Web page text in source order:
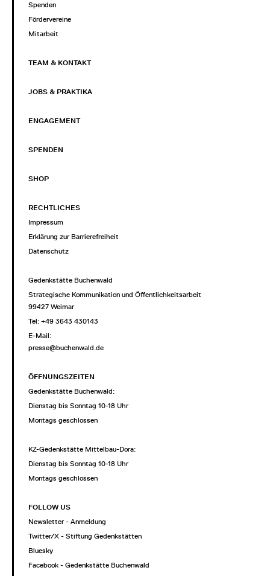
Spenden
Fördervereine
Mitarbeit
TEAM & KONTAKT
JOBS & PRAKTIKA
ENGAGEMENT
SPENDEN
SHOP
RECHTLICHES
Impressum
Erklärung zur Barrierefreiheit
Datenschutz
Gedenkstätte Buchenwald
Strategische Kommunikation und Öffentlichkeitsarbeit
99427 Weimar
Tel: +49 3643 430143
E-Mail:
presse@buchenwald.de
ÖFFNUNGSZEITEN
Gedenkstätte Buchenwald:
Dienstag bis Sonntag 10-18 Uhr
Montags geschlossen
KZ-Gedenkstätte Mittelbau-Dora:
Dienstag bis Sonntag 10-18 Uhr
Montags geschlossen
FOLLOW US
Newsletter - Anmeldung
Twitter/X - Stiftung Gedenkstätten
Bluesky
Facebook - Gedenkstätte Buchenwald